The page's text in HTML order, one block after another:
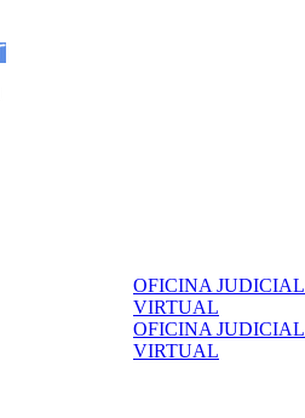
OFICINA JUDICIAL
VIRTUAL
OFICINA JUDICIAL
VIRTUAL